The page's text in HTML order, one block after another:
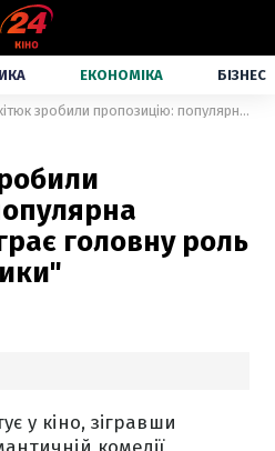
ЕКОНОМІКА БІЗНЕС
Лесі Нікітюк зробили пропозицію: популярна телеведуча зіграє головну роль у комедії "Песики"
головну роль
у кіно, зігравши